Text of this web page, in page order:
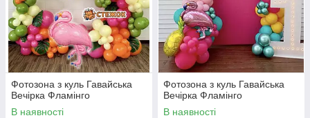
Фотозона з куль Гавайська
Вечірка Фламінго
В наявності
Фотозона з куль Гавайська
Вечірка Фламінго
В наявності